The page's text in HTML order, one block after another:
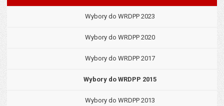
Wybory do WRDPP 2023
Wybory do WRDPP 2020
Wybory do WRDPP 2017
Wybory do WRDPP 2015
Wybory do WRDPP 2013